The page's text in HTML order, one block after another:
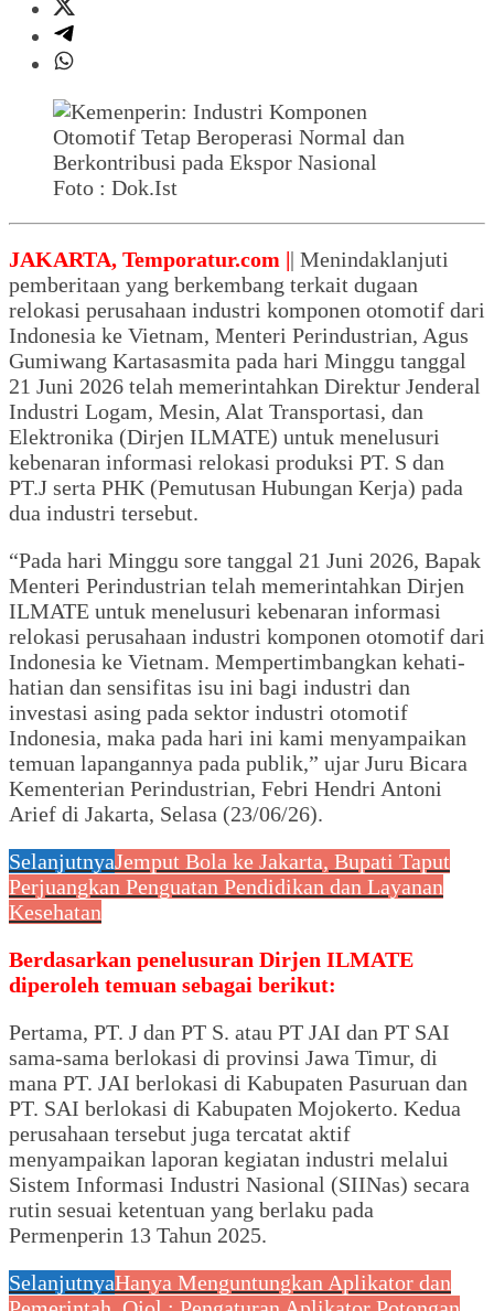
Foto : Dok.Ist
JAKARTA, Temporatur.com || Menindaklanjuti
pemberitaan yang berkembang terkait dugaan
relokasi perusahaan industri komponen otomotif dari
Indonesia ke Vietnam, Menteri Perindustrian, Agus
Gumiwang Kartasasmita pada hari Minggu tanggal
21 Juni 2026 telah memerintahkan Direktur Jenderal
Industri Logam, Mesin, Alat Transportasi, dan
Elektronika (Dirjen ILMATE) untuk menelusuri
kebenaran informasi relokasi produksi PT. S dan
PT.J serta PHK (Pemutusan Hubungan Kerja) pada
dua industri tersebut.
“Pada hari Minggu sore tanggal 21 Juni 2026, Bapak
Menteri Perindustrian telah memerintahkan Dirjen
ILMATE untuk menelusuri kebenaran informasi
relokasi perusahaan industri komponen otomotif dari
Indonesia ke Vietnam. Mempertimbangkan kehati-
hatian dan sensifitas isu ini bagi industri dan
investasi asing pada sektor industri otomotif
Indonesia, maka pada hari ini kami menyampaikan
temuan lapangannya pada publik,” ujar Juru Bicara
Kementerian Perindustrian, Febri Hendri Antoni
Arief di Jakarta, Selasa (23/06/26).
SelanjutnyaJemput Bola ke Jakarta, Bupati Taput
Perjuangkan Penguatan Pendidikan dan Layanan
Kesehatan
Berdasarkan penelusuran Dirjen ILMATE
diperoleh temuan sebagai berikut:
Pertama, PT. J dan PT S. atau PT JAI dan PT SAI
sama-sama berlokasi di provinsi Jawa Timur, di
mana PT. JAI berlokasi di Kabupaten Pasuruan dan
PT. SAI berlokasi di Kabupaten Mojokerto. Kedua
perusahaan tersebut juga tercatat aktif
menyampaikan laporan kegiatan industri melalui
Sistem Informasi Industri Nasional (SIINas) secara
rutin sesuai ketentuan yang berlaku pada
Permenperin 13 Tahun 2025.
SelanjutnyaHanya Menguntungkan Aplikator dan